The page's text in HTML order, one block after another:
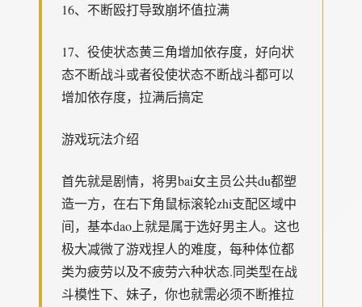
16、不断殴打导致崩坏值拉满
17、役使状态黄三角增加依存度，好向状
态不断战斗或者役使状态不断战斗都可以
增加依存度，拉满后搞定
游戏玩法介绍
首先就是剧情，将男bai女主员公共du都塑
造一方，在右下角鼠标滚轮zhi支配区域中
间，基本dao上就是属于选好男主人。这也
极大减微了游戏捏人的难度，每种体位都
类为疲劳以及不疲劳六种状态.同类型在战
斗模性下、妹子，你也就需必须不断推拉